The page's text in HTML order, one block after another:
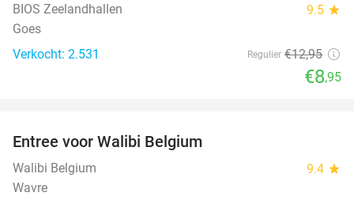
BIOS Zeelandhallen 9.5 star
Goes
Verkocht: 2.531
Regulier €12,95
€8,95
Entree voor Walibi Belgium
Walibi Belgium 9.4 star
Wavre